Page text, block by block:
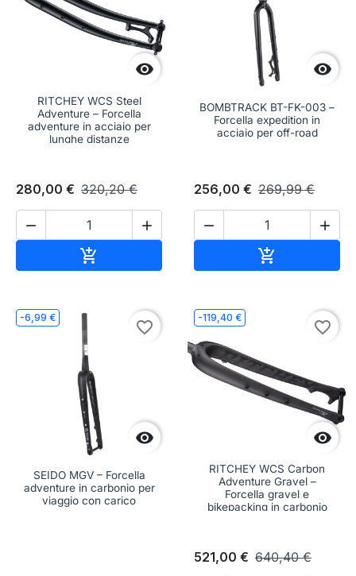

RITCHEY WCS Steel
Adventure – Forcella
adventure in acciaio per
lunghe distanze
280,00 € 320,20 €
 


BOMBTRACK BT-FK-003 –
Forcella expedition in
acciaio per off-road
256,00 € 269,99 €
 

-6,99 €

favorite_border
SEIDO MGV – Forcella
adventure in carbonio per
viaggio con carico
-119,40 €

favorite_border
RITCHEY WCS Carbon
Adventure Gravel –
Forcella gravel e
bikepacking in carbonio
521,00 € 640,40 €